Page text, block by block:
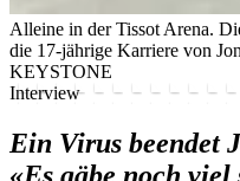
Alleine in der Tissot Arena.
die 17-jährige Karriere von
KEYSTONE
Interview
Ein Virus beendet
«Es gäbe noch